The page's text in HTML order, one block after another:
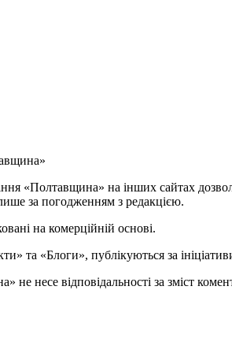
«Полтавщина» на інших сайтах
за погодженням з редакцією.
на комерційній основі.
та «Блоги», публікуються за
не несе відповідальності за зміст